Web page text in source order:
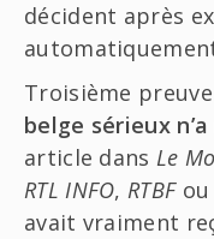
décident après
Troisième
belge sérieux
article dans Le
RTL INFO,RTBF
avait vraiment